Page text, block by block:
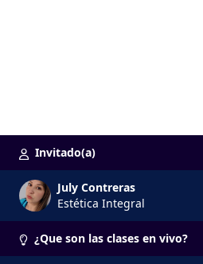
Invitado(a)
July Contreras
Estética Integral
¿Que son las clases en vivo?